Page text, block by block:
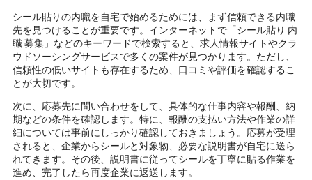
シール貼りの内職を自宅で始めるためには、まず信頼できる内職
先を見つけることが重要です。インターネットで「シール貼り 内
職 募集」などのキーワードで検索すると、求人情報サイトやクラ
ウドソーシングサービスで多くの案件が見つかります。ただし、
信頼性の低いサイトも存在するため、口コミや評価を確認するこ
とが大切です。
次に、応募先に問い合わせをして、具体的な仕事内容や報酬、納
期などの条件を確認します。特に、報酬の支払い方法や作業の詳
細については事前にしっかり確認しておきましょう。応募が受理
されると、企業からシールと対象物、必要な説明書が自宅に送ら
れてきます。その後、説明書に従ってシールを丁寧に貼る作業を
進め、完了したら再度企業に返送します。